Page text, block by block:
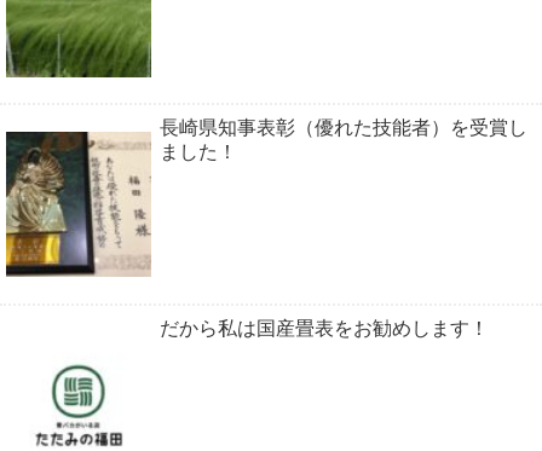
長崎県知事表彰（優れた技能者）を受賞し
ました！
だから私は国産畳表をお勧めします！